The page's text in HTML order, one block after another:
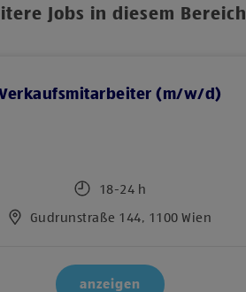
Jobs in diesem Bereich
(m/w/d)
18-24 h
Gudrunstraße 144, 1100 Wien
anzeigen